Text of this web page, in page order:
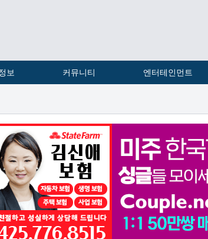
보 커뮤니티 엔터테인먼트